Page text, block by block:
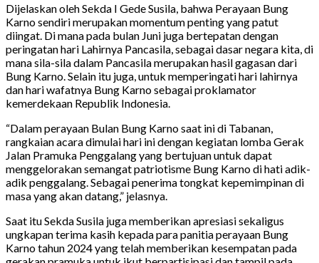
Dijelaskan oleh Sekda I Gede Susila, bahwa Perayaan Bung
Karno sendiri merupakan momentum penting yang patut
diingat. Di mana pada bulan Juni juga bertepatan dengan
peringatan hari Lahirnya Pancasila, sebagai dasar negara kita, di
mana sila-sila dalam Pancasila merupakan hasil gagasan dari
Bung Karno. Selain itu juga, untuk memperingati hari lahirnya
dan hari wafatnya Bung Karno sebagai proklamator
kemerdekaan Republik Indonesia.
“Dalam perayaan Bulan Bung Karno saat ini di Tabanan,
rangkaian acara dimulai hari ini dengan kegiatan lomba Gerak
Jalan Pramuka Penggalang yang bertujuan untuk dapat
menggelorakan semangat patriotisme Bung Karno di hati adik-
adik penggalang. Sebagai penerima tongkat kepemimpinan di
masa yang akan datang,” jelasnya.
Saat itu Sekda Susila juga memberikan apresiasi sekaligus
ungkapan terima kasih kepada para panitia perayaan Bung
Karno tahun 2024 yang telah memberikan kesempatan pada